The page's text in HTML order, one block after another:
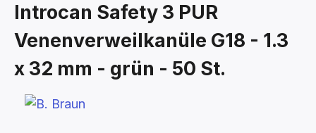
Introcan Safety 3 PUR
Venenverweilkanüle G18 - 1.3
x 32 mm - grün - 50 St.